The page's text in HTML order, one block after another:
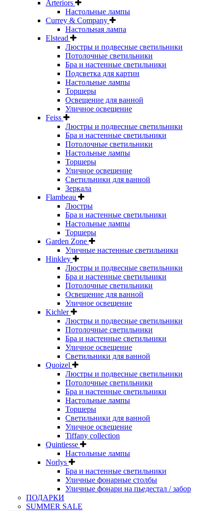
Arteriors
Настольные лампы
Currey & Company
Настольная лампа
Elstead
Люстры и подвесные светильники
Потолочные светильники
Бра и настенные светильники
Подсветка для картин
Настольные лампы
Торшеры
Освещение для ванной
Уличное освещение
Feiss
Люстры и подвесные светильники
Бра и настенные светильники
Потолочные светильники
Настольные лампы
Торшеры
Уличное освещение
Светильники для ванной
Зеркала
Flambeau
Люстры
Бра и настенные светильники
Настольные лампы
Торшеры
Garden Zone
Уличные настенные светильники
Hinkley
Люстры и подвесные светильники
Бра и настенные светильники
Потолочные светильники
Освещение для ванной
Уличное освещение
Kichler
Люстры и подвесные светильники
Потолочные светильники
Бра и настенные светильники
Уличное освещение
Светильники для ванной
Quoizel
Люстры и подвесные светильники
Потолочные светильники
Бра и настенные светильники
Настольные лампы
Торшеры
Светильники для ванной
Уличное освещение
Tiffany collection
Quintiesse
Настольные лампы
Norlys
Бра и настенные светильники
Уличные фонарные столбы
Уличные фонари на пьедестал / забор
ПОДАРКИ
SUMMER SALE